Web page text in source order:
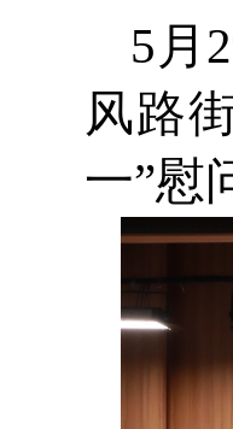
5月
风路
一”慰